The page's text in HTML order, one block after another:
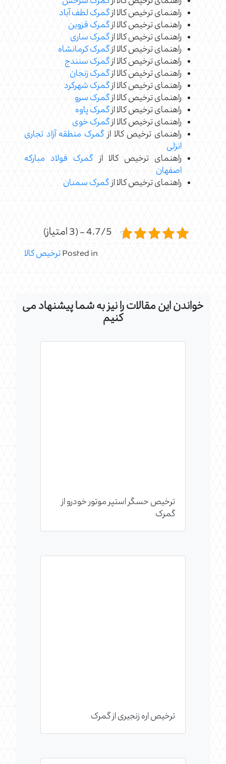
راهنمای ترخیص کالا ازگمرک لطف آباد
راهنمای ترخیص کالا ازگمرک قزوین
راهنمای ترخیص کالا ازگمرک ساری
راهنمای ترخیص کالا ازگمرک کرمانشاه
راهنمای ترخیص کالا ازگمرک سنندج
راهنمای ترخیص کالا ازگمرک زنجان
راهنمای ترخیص کالا ازگمرک شهرکرد
راهنمای ترخیص کالا ازگمرک سرو
راهنمای ترخیص کالا ازگمرک پاوه
راهنمای ترخیص کالا ازگمرک خوی
راهنمای ترخیص کالا ازگمرک منطقه آزاد تجاری
انزلی
راهنمای ترخیص کالا ازگمرک فولاد مبارکه
اصفهان
راهنمای ترخیص کالا ازگمرک سمنان
4.7/5 - (3 امتیاز)
Posted inترخیص کالا
خواندن این مقالات را نیز به شما پیشنهاد می
کنیم
ترخیص حسگر استپر موتور خودرو از
گمرک
ترخیص اره زنجیری از گمرک